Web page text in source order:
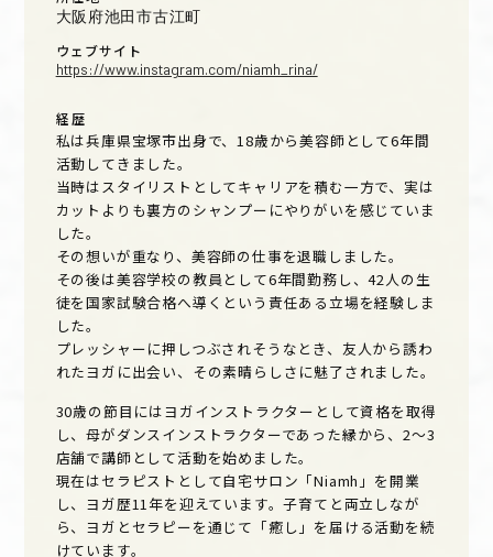
大阪府池田市古江町
ウェブサイト
https://www.instagram.com/niamh_rina/
経歴
私は兵庫県宝塚市出身で、18歳から美容師として6年間
活動してきました。
当時はスタイリストとしてキャリアを積む一方で、実は
カットよりも裏方のシャンプーにやりがいを感じていま
した。
その想いが重なり、美容師の仕事を退職しました。
その後は美容学校の教員として6年間勤務し、42人の生
徒を国家試験合格へ導くという責任ある立場を経験しま
した。
プレッシャーに押しつぶされそうなとき、友人から誘わ
れたヨガに出会い、その素晴らしさに魅了されました。
30歳の節目にはヨガインストラクターとして資格を取得
し、母がダンスインストラクターであった縁から、2〜3
店舗で講師として活動を始めました。
現在はセラピストとして自宅サロン「Niamh」を開業
し、ヨガ歴11年を迎えています。子育てと両立しなが
ら、ヨガとセラピーを通じて「癒し」を届ける活動を続
けています。